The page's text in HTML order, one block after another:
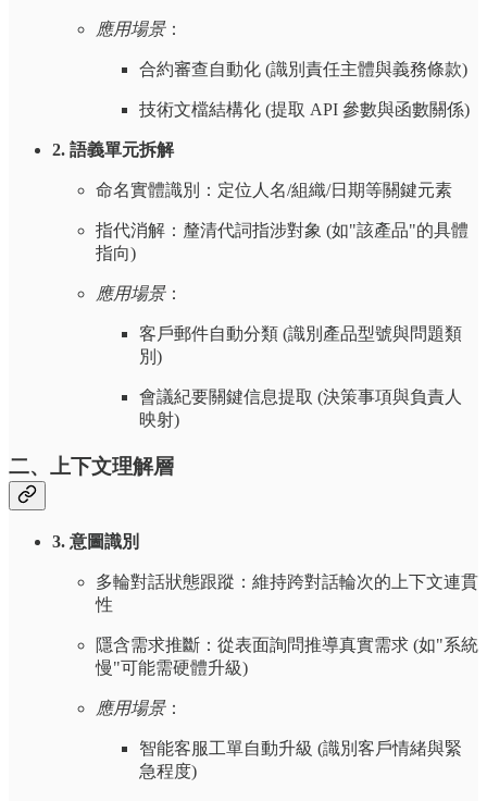
應用場景：
合約審查自動化 (識別責任主體與義務條款)
技術文檔結構化 (提取 API 參數與函數關係)
2. 語義單元拆解
命名實體識別：定位人名/組織/日期等關鍵元素
指代消解：釐清代詞指涉對象 (如"該產品"的具體
指向)
應用場景：
客戶郵件自動分類 (識別產品型號與問題類
別)
會議紀要關鍵信息提取 (決策事項與負責人
映射)
二、上下文理解層
3. 意圖識別
多輪對話狀態跟蹤：維持跨對話輪次的上下文連貫
性
隱含需求推斷：從表面詢問推導真實需求 (如"系統
慢"可能需硬體升級)
應用場景：
智能客服工單自動升級 (識別客戶情緒與緊
急程度)